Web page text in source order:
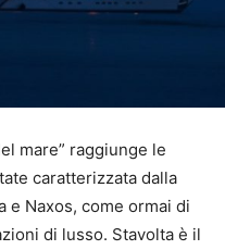
mare” raggiunge le
caratterizzata dalla
e Naxos, come ormai di
di lusso. Stavolta è il